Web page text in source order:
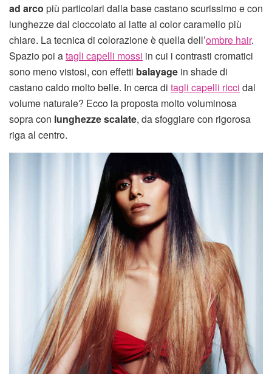
ad arco più particolari dalla base castano scurissimo e con
lunghezze dal cioccolato al latte al color caramello più
chiare. La tecnica di colorazione è quella dell’ombre hair.
Spazio poi atagli capelli mossi in cui i contrasti cromatici
sono meno vistosi, con effetti balayage in shade di
castano caldo molto belle. In cerca di tagli capelli ricci dal
volume naturale? Ecco la proposta molto voluminosa
sopra con lunghezze scalate, da sfoggiare con rigorosa
riga al centro.